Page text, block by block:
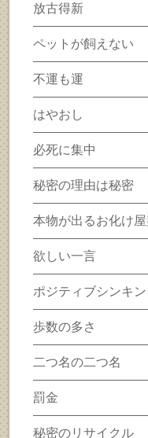
放古得新
ペットが飼えない
不運も運
はやおし
必死に集中
秘密の理由は秘密
本物が出るお化け
欲しい一言
ポジティブシンキ
歩数の多さ
二つ名の二つ名
罰金
秘密のリサイクル